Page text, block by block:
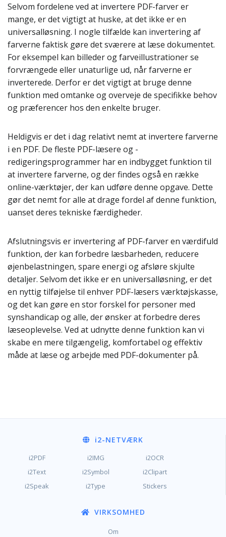
Selvom fordelene ved at invertere PDF-farver er
mange, er det vigtigt at huske, at det ikke er en
universalløsning. I nogle tilfælde kan invertering af
farverne faktisk gøre det sværere at læse dokumentet.
For eksempel kan billeder og farveillustrationer se
forvrængede eller unaturlige ud, når farverne er
inverterede. Derfor er det vigtigt at bruge denne
funktion med omtanke og overveje de specifikke behov
og præferencer hos den enkelte bruger.
Heldigvis er det i dag relativt nemt at invertere farverne
i en PDF. De fleste PDF-læsere og -
redigeringsprogrammer har en indbygget funktion til
at invertere farverne, og der findes også en række
online-værktøjer, der kan udføre denne opgave. Dette
gør det nemt for alle at drage fordel af denne funktion,
uanset deres tekniske færdigheder.
Afslutningsvis er invertering af PDF-farver en værdifuld
funktion, der kan forbedre læsbarheden, reducere
øjenbelastningen, spare energi og afsløre skjulte
detaljer. Selvom det ikke er en universalløsning, er det
en nyttig tilføjelse til enhver PDF-læsers værktøjskasse,
og det kan gøre en stor forskel for personer med
synshandicap og alle, der ønsker at forbedre deres
læseoplevelse. Ved at udnytte denne funktion kan vi
skabe en mere tilgængelig, komfortabel og effektiv
måde at læse og arbejde med PDF-dokumenter på.
i2-NETVÆRK
i2PDF i2IMG
i2OCR
i2Text
i2Symbol
i2Clipart
i2Speak
i2Type Stickers
VIRKSOMHED
Om